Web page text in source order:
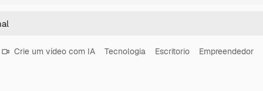
Crie um vídeo com IA Tecnologia Escritorio Empreendedor